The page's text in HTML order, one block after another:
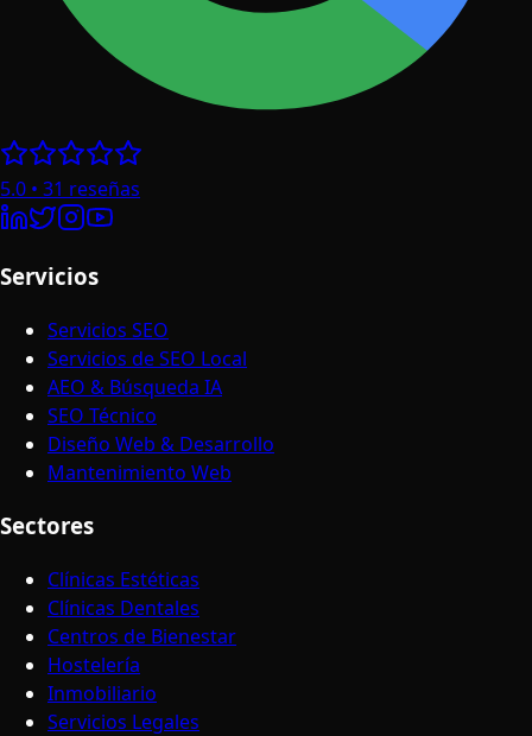
5.0 • 31 reseñas
Servicios
Servicios SEO
Servicios de SEO Local
AEO & Búsqueda IA
SEO Técnico
Diseño Web & Desarrollo
Mantenimiento Web
Sectores
Clínicas Estéticas
Clínicas Dentales
Centros de Bienestar
Hostelería
Inmobiliario
Servicios Legales